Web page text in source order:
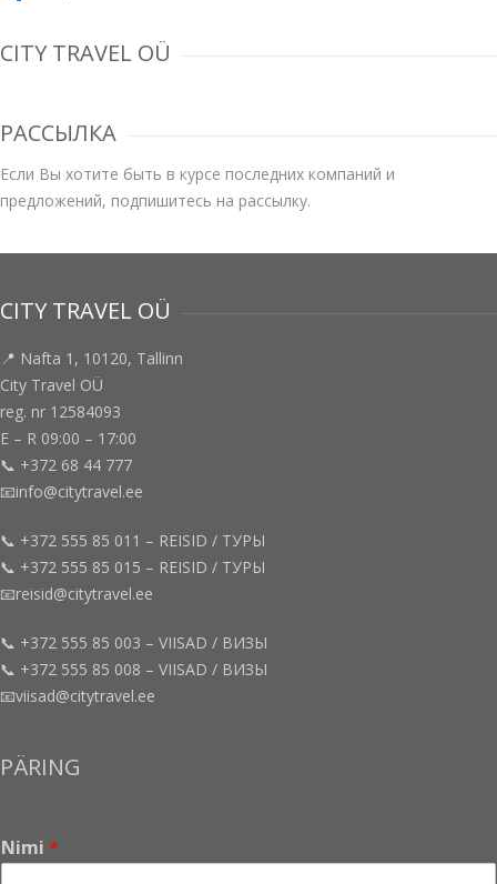
CITY TRAVEL OÜ
РАССЫЛКА
Если Вы хотите быть в курсе последних компаний и
предложений, подпишитесь на рассылку.
CITY TRAVEL OÜ
📍 Nafta 1, 10120, Tallinn
City Travel OÜ
reg. nr 12584093
E – R 09:00 – 17:00
📞 +372 68 44 777
📧info@citytravel.ee
📞 +372 555 85 011 – REISID / ТУРЫ
📞 +372 555 85 015 – REISID / ТУРЫ
📧reisid@citytravel.ee
📞 +372 555 85 003 – VIISAD / ВИЗЫ
📞 +372 555 85 008 – VIISAD / ВИЗЫ
📧viisad@citytravel.ee
PÄRING
Nimi *